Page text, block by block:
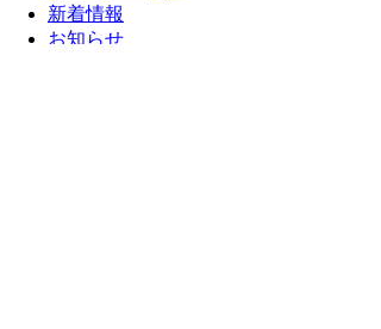
新着情報
お知らせ